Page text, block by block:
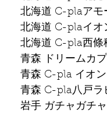
北海道 C-plaアモ
北海道 C-plaイオ
北海道 C-pla西條
青森 ドリームカ
青森 C-pla イオン
青森 C-pla八戸ラ
岩手 ガチャガチ